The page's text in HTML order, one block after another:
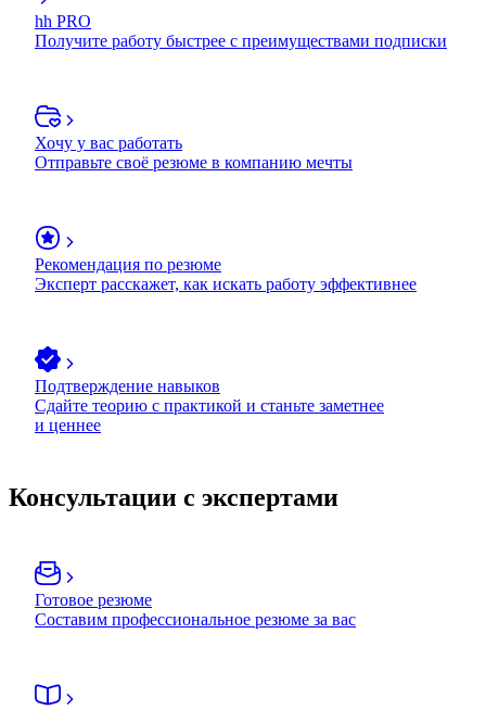
hh PRO
Получите работу быстрее с преимуществами подписки
Хочу у вас работать
Отправьте своё резюме в компанию мечты
Рекомендация по резюме
Эксперт расскажет, как искать работу эффективнее
Подтверждение навыков
Сдайте теорию с практикой и станьте заметнее
и ценнее
Консультации с экспертами
Готовое резюме
Составим профессиональное резюме за вас